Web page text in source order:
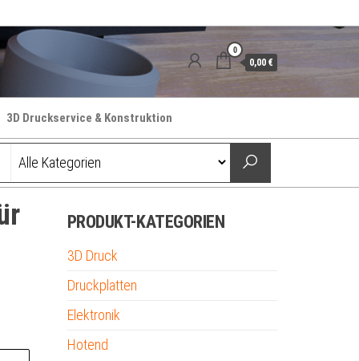
0
0,00 €
3D Druckservice & Konstruktion
PRODUKT-KATEGORIEN
3D Druck
Druckplatten
Elektronik
Hotend